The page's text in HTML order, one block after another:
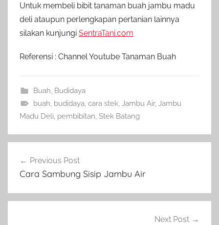
Untuk membeli bibit tanaman buah jambu madu
deli ataupun perlengkapan pertanian lainnya
silakan kunjungi SentraTani.com
Referensi : Channel Youtube Tanaman Buah
Buah, Budidaya
buah, budidaya, cara stek, Jambu Air, Jambu
Madu Deli, pembibitan, Stek Batang
pos
Previous Post
Cara Sambung Sisip Jambu Air
Next Post